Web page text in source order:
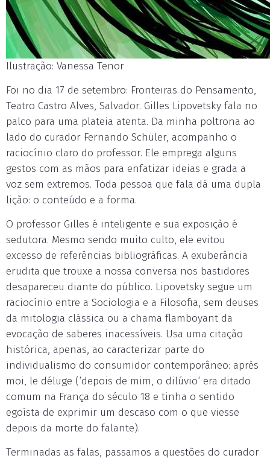
Ilustração: Vanessa Tenor
Foi no dia 17 de setembro: Fronteiras do Pensamento,
Teatro Castro Alves, Salvador. Gilles Lipovetsky fala no
palco para uma plateia atenta. Da minha poltrona ao
lado do curador Fernando Schüler, acompanho o
raciocínio claro do professor. Ele emprega alguns
gestos com as mãos para enfatizar ideias e grada a
voz sem extremos. Toda pessoa que fala dá uma dupla
lição: o conteúdo e a forma.
O professor Gilles é inteligente e sua exposição é
sedutora. Mesmo sendo muito culto, ele evitou
excesso de referências bibliográficas. A exuberância
erudita que trouxe a nossa conversa nos bastidores
desapareceu diante do público. Lipovetsky segue um
raciocínio entre a Sociologia e a Filosofia, sem deuses
da mitologia clássica ou a chama flamboyant da
evocação de saberes inacessíveis. Usa uma citação
histórica, apenas, ao caracterizar parte do
individualismo do consumidor contemporâneo: après
moi, le déluge (‘depois de mim, o dilúvio‘ era ditado
comum na França do século 18 e tinha o sentido
egoísta de exprimir um descaso com o que viesse
depois da morte do falante).
Terminadas as falas, passamos a questões do curador